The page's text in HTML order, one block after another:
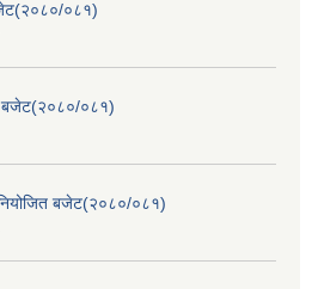
०८१)
बजेट(२०८०/०८१)
बजेट(२०८०/०८१)